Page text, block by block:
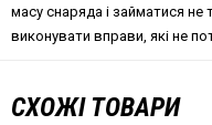
масу снаряда і займатися не
виконувати вправи, які не
СХОЖІ ТОВАРИ